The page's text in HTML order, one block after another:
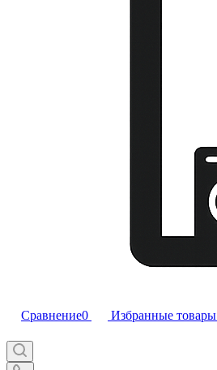
Сравнение0 Избранные товары